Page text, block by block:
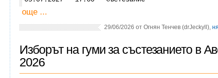
още ...
29/06/2026 от Огнян Тенчев (drJeckyll),
Изборът на гуми за състезанието в
2026